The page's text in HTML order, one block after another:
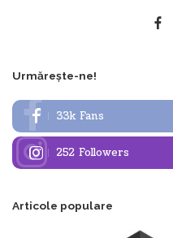
Urmărește-ne!
33k Fans
252 Followers
Articole populare